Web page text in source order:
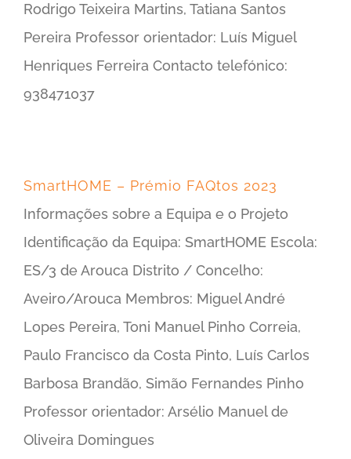
Rodrigo Teixeira Martins, Tatiana Santos
Pereira Professor orientador: Luís Miguel
Henriques Ferreira Contacto telefónico:
938471037
SmartHOME – Prémio FAQtos 2023
Informações sobre a Equipa e o Projeto
Identificação da Equipa: SmartHOME Escola:
ES/3 de Arouca Distrito / Concelho:
Aveiro/Arouca Membros: Miguel André
Lopes Pereira, Toni Manuel Pinho Correia,
Paulo Francisco da Costa Pinto, Luís Carlos
Barbosa Brandão, Simão Fernandes Pinho
Professor orientador: Arsélio Manuel de
Oliveira Domingues